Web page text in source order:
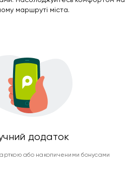
маршруті міста.
додаток
або накопиченими бонусами